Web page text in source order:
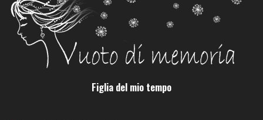
Figlia del mio tempo